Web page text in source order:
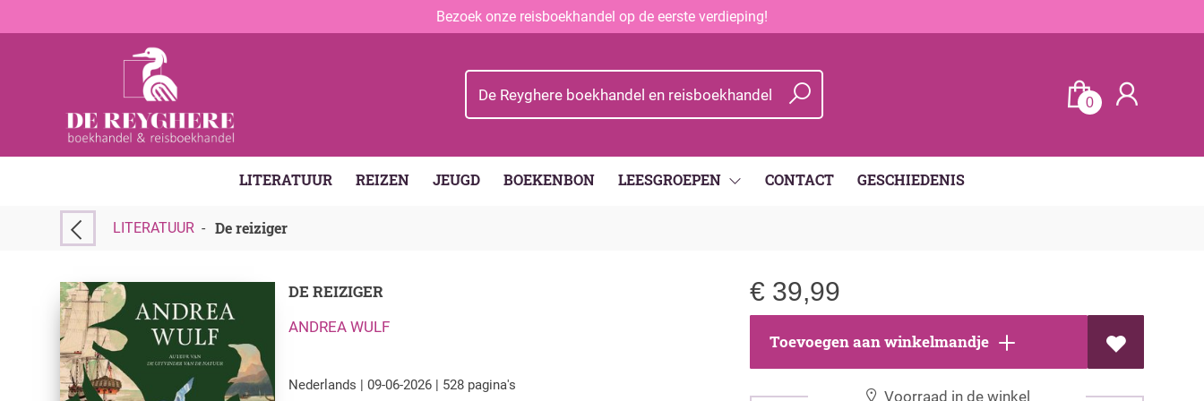
Bezoek onze reisboekhandel op de eerste verdieping!
0
LITERATUUR REIZEN JEUGD BOEKENBON LEESGROEPEN CONTACT GESCHIEDENIS
LITERATUUR - De reiziger
DE REIZIGER
ANDREA WULF
Nederlands | 09-06-2026 | 528 pagina's
€ 39,99
Toevoegen aan winkelmandje
Voorraad in de winkel